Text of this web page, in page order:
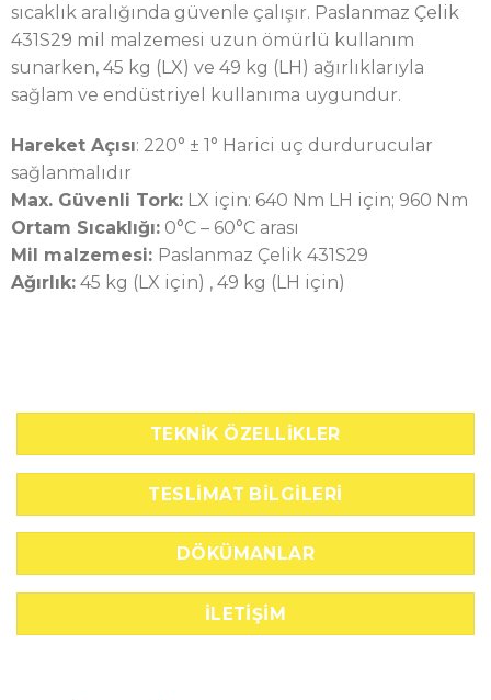
sıcaklık aralığında güvenle çalışır. Paslanmaz Çelik
431S29 mil malzemesi uzun ömürlü kullanım
sunarken, 45 kg (LX) ve 49 kg (LH) ağırlıklarıyla
sağlam ve endüstriyel kullanıma uygundur.
Hareket Açısı: 220° ± 1° Harici uç durdurucular
sağlanmalıdır
Max. Güvenli Tork:LX için: 640 Nm LH için; 960 Nm
Ortam Sıcaklığı:0°C – 60°C arası
Mil malzemesi: Paslanmaz Çelik 431S29
Ağırlık:45 kg (LX için) , 49 kg (LH için)
TEKNIK ÖZELLIKLER
TESLIMAT BILGILERI
DÖKÜMANLAR
İLETIŞIM